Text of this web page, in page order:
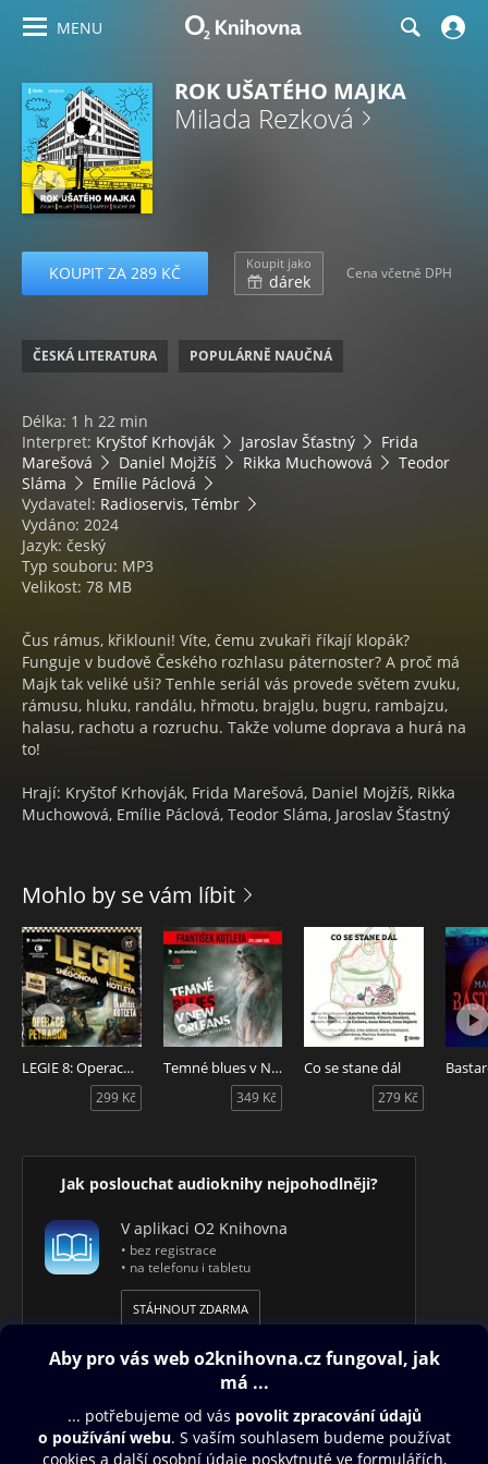
MENU
ROK UŠATÉHO MAJKA
Milada Rezková
KOUPIT ZA 289 KČ Koupit jako
dárek Cena včetně DPH
ČESKÁ LITERATURA POPULÁRNĚ NAUČNÁ
Délka: 1 h 22 min
Interpret: Kryštof Krhovják Jaroslav Šťastný
Frida
Marešová
Daniel Mojžíš Rikka Muchowová
Teodor
Sláma
Emílie Páclová
Vydavatel: Radioservis, Témbr
Vydáno: 2024
Jazyk: český
Typ souboru: MP3
Velikost: 78 MB
Čus rámus, křiklouni! Víte, čemu zvukaři říkají klopák?
Funguje v budově Českého rozhlasu páternoster? A proč má
Majk tak veliké uši? Tenhle seriál vás provede světem zvuku,
rámusu, hluku, randálu, hřmotu, brajglu, bugru, rambajzu,
halasu, rachotu a rozruchu. Takže volume doprava a hurá na
to!
Hrají: Kryštof Krhovják, Frida Marešová, Daniel Mojžíš, Rikka
Muchowová, Emílie Páclová, Teodor Sláma, Jaroslav Šťastný
Mohlo by se vám líbit
LEGIE 8: Operace Petragun
299 Kč
Temné blues v New Orleans
349 Kč
Co se stane dál
279 Kč
Jak poslouchat audioknihy nejpohodlněji?
V aplikaci O2 Knihovna
• bez registrace
• na telefonu i tabletu
STÁHNOUT ZDARMA
Obsah ke stažení